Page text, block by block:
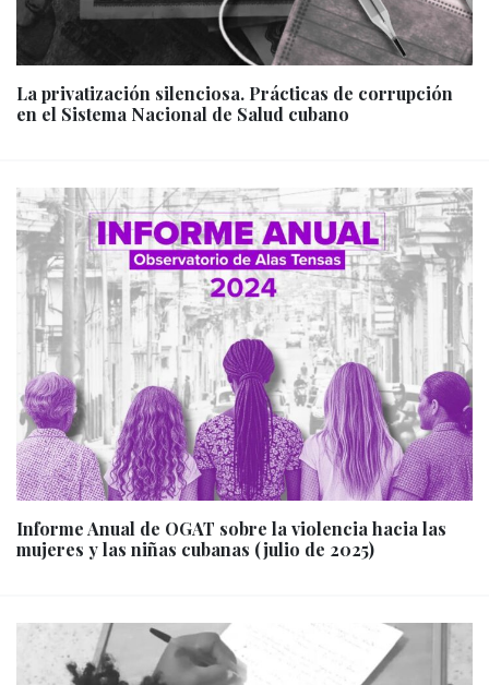
La privatización silenciosa. Prácticas de corrupción
en el Sistema Nacional de Salud cubano
Informe Anual de OGAT sobre la violencia hacia las
mujeres y las niñas cubanas (julio de 2025)